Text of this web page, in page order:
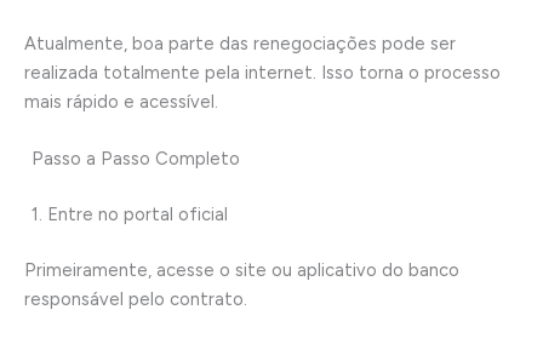
Atualmente, boa parte das renegociações pode ser
realizada totalmente pela internet. Isso torna o processo
mais rápido e acessível.
Passo a Passo Completo
1. Entre no portal oficial
Primeiramente, acesse o site ou aplicativo do banco
responsável pelo contrato.